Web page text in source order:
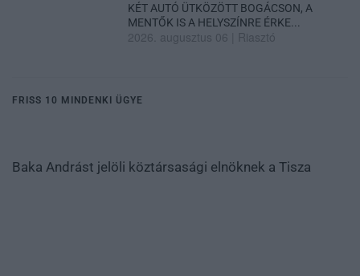
KÉT AUTÓ ÜTKÖZÖTT BOGÁCSON, A
MENTŐK IS A HELYSZÍNRE ÉRKE...
2026. augusztus 06 Riasztó
FRISS 10 MINDENKI ÜGYE
Baka Andrást jelöli köztársasági elnöknek a Tisza